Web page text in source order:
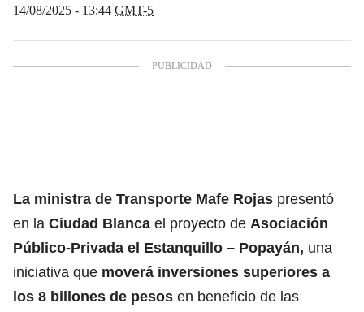
14/08/2025 - 13:44 GMT-5
La ministra de Transporte Mafe Rojas presentó
en la Ciudad Blanca el proyecto de Asociación
Público-Privada el Estanquillo – Popayán, una
iniciativa que moverá inversiones superiores a
los 8 billones de pesos en beneficio de las